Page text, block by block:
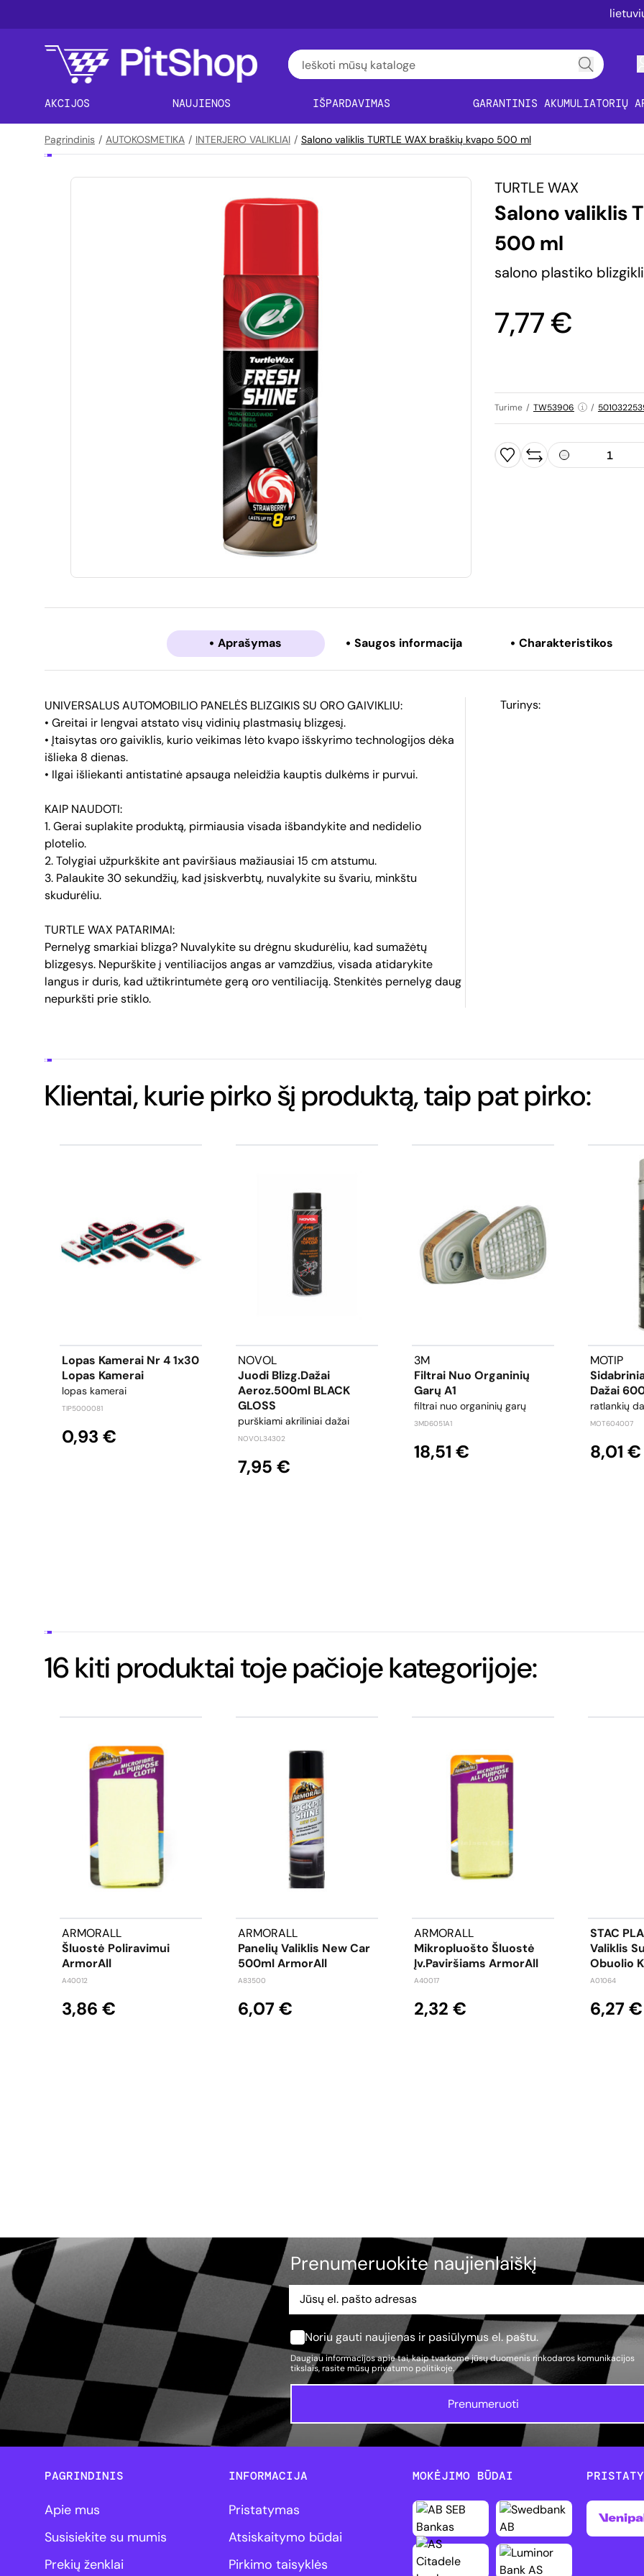
AKCIJOS NAUJIENOS IŠPARDAVIMAS GARANTINIS AKUMULIATORIŲ
Pagrindinis / AUTOKOSMETIKA / INTERJERO VALIKLIAI / Salono valiklis TURTLE WAX braškių kvapo 500 ml
TURTLE WAX
Salono valiklis
500 ml
salono plastiko
7,77 €
Turime / TW53906 /
Aprašymas Saugos informacija Charakteristikos
UNIVERSALUS AUTOMOBILIO PANELĖS BLIZGIKIS SU ORO GAIVIKLIU:
• Greitai ir lengvai atstato visų vidinių plastmasių blizgesį.
• Įtaisytas oro gaiviklis, kurio veikimas lėto kvapo išskyrimo technologijos dėka
išlieka 8 dienas.
• Ilgai išliekanti antistatinė apsauga neleidžia kauptis dulkėms ir purvui.
KAIP NAUDOTI:
1. Gerai suplakite produktą, pirmiausia visada išbandykite and nedidelio
plotelio.
2. Tolygiai užpurkškite ant paviršiaus mažiausiai 15 cm atstumu.
3. Palaukite 30 sekundžių, kad įsiskverbtų, nuvalykite su švariu, minkštu
skudurėliu.
TURTLE WAX PATARIMAI:
Pernelyg smarkiai blizga? Nuvalykite su drėgnu skudurėliu, kad sumažėtų
blizgesys. Nepurškite į ventiliacijos angas ar vamzdžius, visada atidarykite
langus ir duris, kad užtikrintumėte gerą oro ventiliaciją. Stenkitės pernelyg daug
nepurkšti prie stiklo.
Turinys:
Klientai, kurie pirko šį produktą, taip pat pirko:
Lopas Kamerai Nr 4 1x30
Lopas Kamerai
lopas kamerai
TIP5000081
0,93 €
NOVOL
Juodi Blizg.dažai
Aeroz.500ml BLACK
GLOSS
purškiami akriliniai dažai
NOVOL34302
7,95 €
3M
Filtrai Nuo Organinių
Garų A1
filtrai nuo organinių garų
3MD6051A1
18,51 €
MOTIP
Dažai
ratlankių
MOT604007
8,01 €
16 kiti produktai toje pačioje kategorijoje:
ARMORALL
Šluostė Poliravimui
ArmorAll
A40012
3,86 €
ARMORALL
Panelių Valiklis New Car
500ml ArmorAll
A83500
6,07 €
ARMORALL
Mikropluošto Šluostė
Įv.paviršiams ArmorAll
A40017
2,32 €
STAC
Valiklis
Obuolio
A01064
6,27 €
Prenumeruokite naujienlaiškį
Noriu gauti naujienas ir pasiūlymus el. paštu.
Daugiau informacijos apie tai, kaip tvarkome jūsų duomenis rinkodaros komunikacijos
tikslais, rasite mūsų privatumo politikoje.
Prenumeruoti
PAGRINDINIS
Apie mus
Susisiekite su mumis
Prekių ženklai
INFORMACIJA
Pristatymas
Atsiskaitymo būdai
Pirkimo taisyklės
MOKĖJIMO BŪDAI